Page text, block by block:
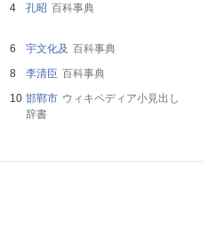
孔昭 百科事典
宇文化及 百科事典
李清臣 百科事典
邯鄲市 ウィキペディア小見出し
辞書